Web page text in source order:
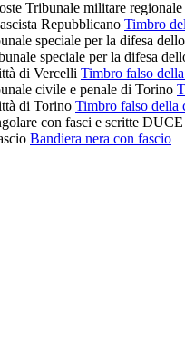
Timbro
Timbro falso
Timbro falso della
Bandiera nera con fascio